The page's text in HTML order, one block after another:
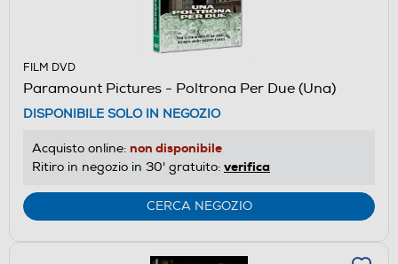
FILM DVD
Paramount Pictures - Poltrona Per Due (Una)
DISPONIBILE SOLO IN NEGOZIO
Acquisto online: non disponibile
Ritiro in negozio in 30' gratuito: verifica
CERCA NEGOZIO